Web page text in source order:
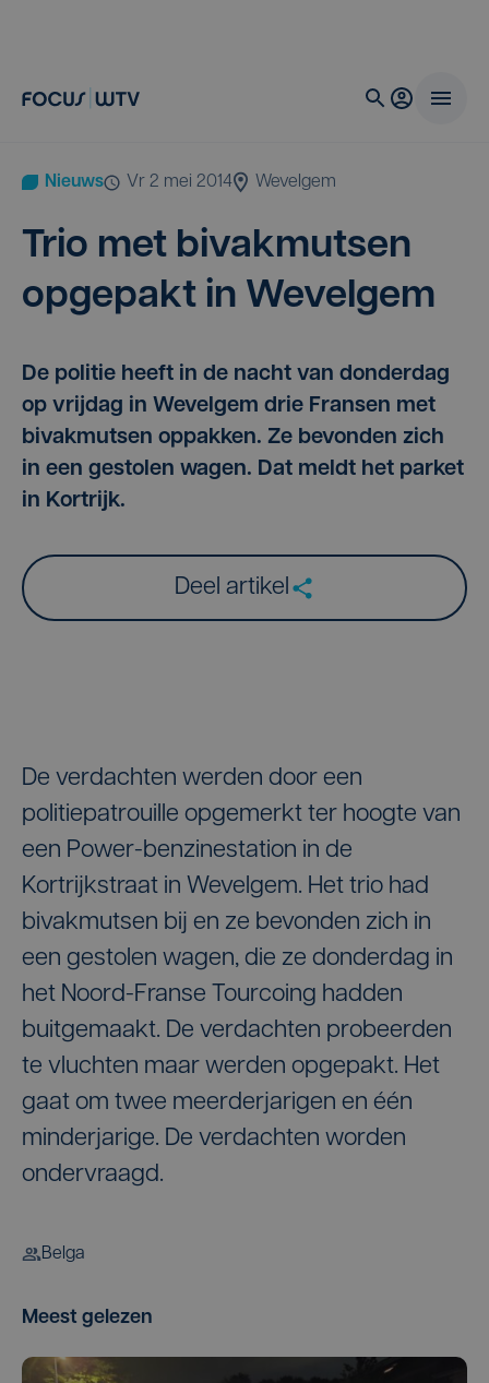
Nieuws vr 2 mei 2014 Wevelgem
Trio met bivak­mut­sen
opge­pakt in Wevelgem
De politie heeft in de nacht van donderdag
op vrijdag in Wevelgem drie Fransen met
bivakmutsen oppakken. Ze bevonden zich
in een gestolen wagen. Dat meldt het parket
in Kortrijk.
Deel artikel
De verdachten werden door een
politiepatrouille opgemerkt ter hoogte van
een Power-benzinestation in de
Kortrijkstraat in Wevelgem. Het trio had
bivakmutsen bij en ze bevonden zich in
een gestolen wagen, die ze donderdag in
het Noord-Franse Tourcoing hadden
buitgemaakt. De verdachten probeerden
te vluchten maar werden opgepakt. Het
gaat om twee meerderjarigen en één
minderjarige. De verdachten worden
ondervraagd.
Belga
Meest gelezen